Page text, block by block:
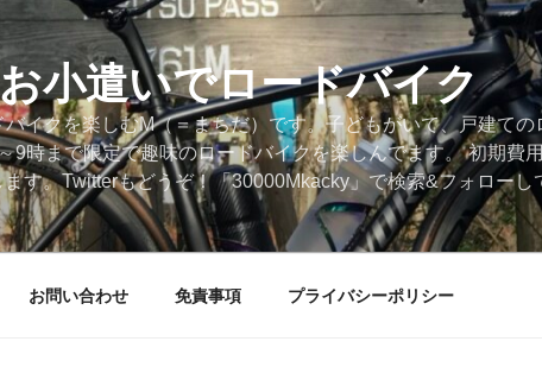
小遣いでロードバイク
イクを楽しむM（＝まちだ）です。子どもがいて、戸建て
9時まで限定で趣味のロードバイクを楽しんでます。 初期費
す。Twitterもどうぞ！「30000Mkacky」で検索&フォローし
お問い合わせ 免責事項 プライバシーポリシー